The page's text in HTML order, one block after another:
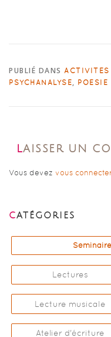
PUBLIÉ DANS
PSYCHANALYSE, POÉSIE
LAISSER UN
Vous devez vous
CATÉGORIES
Lectures
Lecture musicale
Atelier d'écriture